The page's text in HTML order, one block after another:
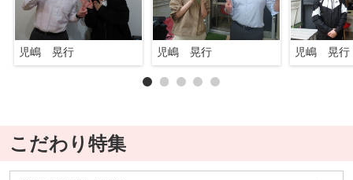
児嶋 晃行 児嶋 晃行 児嶋 晃行
こだわり特集